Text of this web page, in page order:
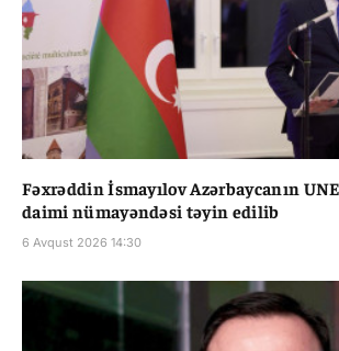
Fəxrəddin İsmayılov Azərbaycanın
daimi nümayəndəsi təyin edilib
6 Avqust 2026 14:30